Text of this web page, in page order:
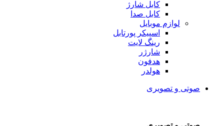
کابل شارژ
کابل صدا
لوازم موبایل
اسپیکر پورتابل
رینگ لایت
شارژر
هدفون
هولدر
صوتی و تصویری